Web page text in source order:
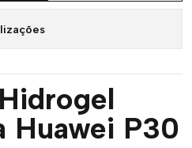
Huawei P30